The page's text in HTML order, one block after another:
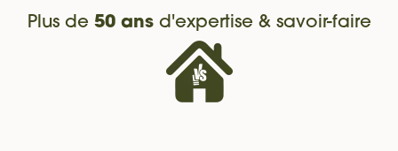
Plus de 50 ansd'expertise & savoir-faire